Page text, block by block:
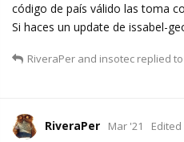
código de país válido las toma
Si haces un update de issabel-
RiveraPer and insotec replied
RiveraPer Mar '21 Edited